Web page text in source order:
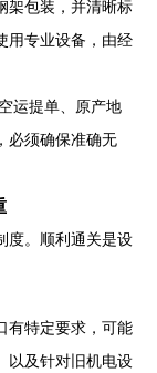
架包装，并清晰标
用专业设备，由经
运提单、原产地
必须确保准确无
度。顺利通关是设
有特定要求，可能
以及针对旧机电设